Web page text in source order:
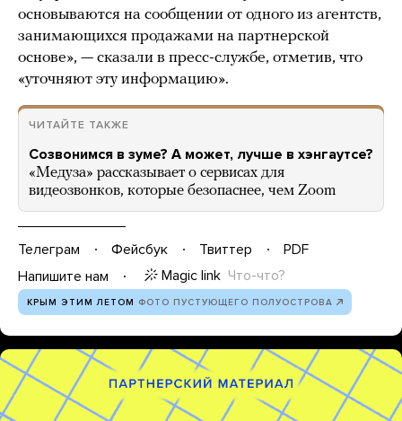
основываются на сообщении от одного из агентств,
занимающихся продажами на партнерской
основе», — сказали в пресс-службе, отметив, что
«уточняют эту информацию».
ЧИТАЙТЕ ТАКЖЕ
Созвонимся в зуме? А может, лучше в хэнгаутсе?
«Медуза» рассказывает о сервисах для
видеозвонков, которые безопаснее, чем Zoom
Телеграм Фейсбук Твиттер
PDF
Напишите нам
Magic link Что-что?
КРЫМ ЭТИМ ЛЕТОМ ФОТО ПУСТУЮЩЕГО ПОЛУОСТРОВА